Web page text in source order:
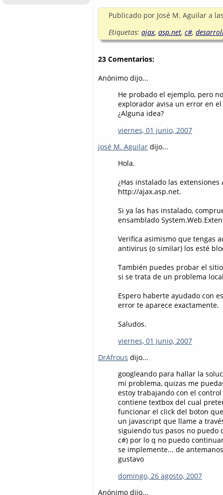
Publicado por José M. Aguilar a
Etiquetas: ajax, asp.net, c#,
23 Comentarios:
Anónimo dijo...
He probado el ejemplo, pero
explorador avisa un error en
¿Alguna idea?
viernes, 01 junio, 2007
josé M. Aguilar dijo...
Hola.
¿Has instalado las extensiones
http://ajax.asp.net.
Si ya las has instalado,
ensamblado
Verifica asimismo que tengas
antivirus (o similar) los esté
También puedes probar el
si se trata de un problema
Espero haberte ayudado con
error te aparece exactamente.
Saludos.
viernes, 01 junio, 2007
DrAfrous dijo...
googleando para hallar la
mi problema, quizas me
estoy trabajando con el
contiene textbox del cual
funcionar el click del boton
un javascript que llame a
siguiendo tus pasos no puedo
c#) por lo q no puedo
se implemente... de
gustavo
domingo, 26 agosto, 2007
Anónimo dijo...